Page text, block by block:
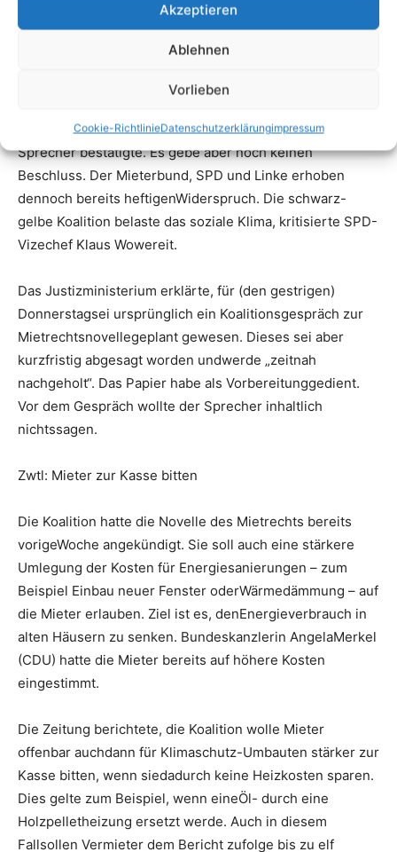
Akzeptieren
Ablehnen
Vorlieben
Cookie-RichtlinieDatenschutzerklärungimpressum